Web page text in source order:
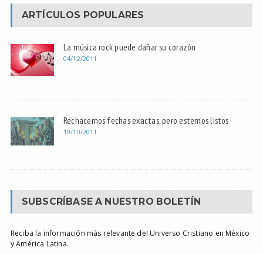
ARTÍCULOS POPULARES
La música rock puede dañar su corazón
04/12/2011
Rechacemos fechas exactas, pero estemos listos
19/10/2011
SUBSCRÍBASE A NUESTRO BOLETÍN
Reciba la información más relevante del Universo Cristiano en México
y América Latina.